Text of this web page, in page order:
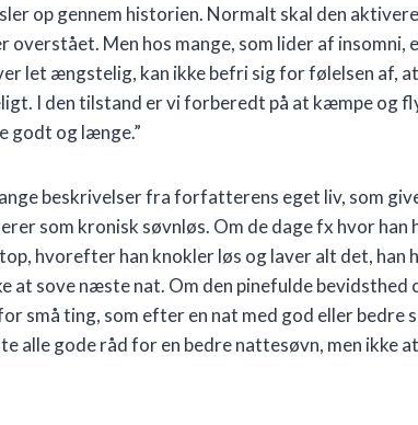
op gennem historien. Normalt skal den
overstået. Men hos mange, som lider af insomni,
let ængstelig, kan ikke befri sig for følelsen af,
I den tilstand er vi forberedt på at kæmpe og
godt og længe.”
beskrivelser fra forfatterens eget liv, som
som kronisk søvnløs. Om de dage fx hvor han
hvorefter han knokler løs og laver alt det, han
at sove næste nat. Om den pinefulde bevidsthed
små ting, som efter en nat med god eller bedre
alle gode råd for en bedre nattesøvn, men ikke